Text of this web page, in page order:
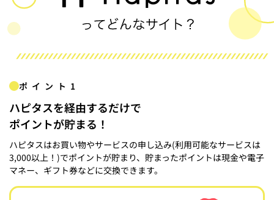
ポイント1
ハピタスを経由するだけで
ポイントが貯まる！
ハピタスはお買い物やサービスの申し込み(利用可能なサービスは
3,000以上！)でポイントが貯まり、貯まったポイントは現金や電子
マネー、ギフト券などに交換できます。